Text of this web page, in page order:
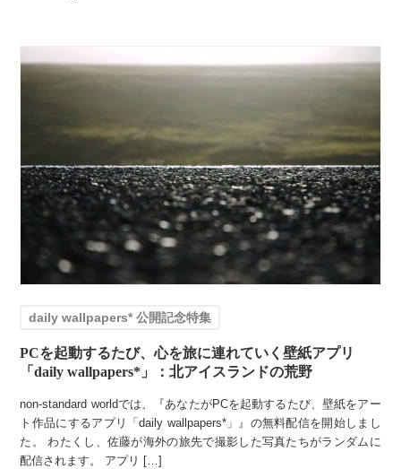
daily wallpapers* 公開記念特集
PCを起動するたび、心を旅に連れていく壁紙アプリ
「daily wallpapers*」：北アイスランドの荒野
non-standard worldでは、『あなたがPCを起動するたび、壁紙をアー
ト作品にするアプリ「daily wallpapers*」』の無料配信を開始しまし
た。 わたくし、佐藤が海外の旅先で撮影した写真たちがランダムに
配信されます。 アプリ […]